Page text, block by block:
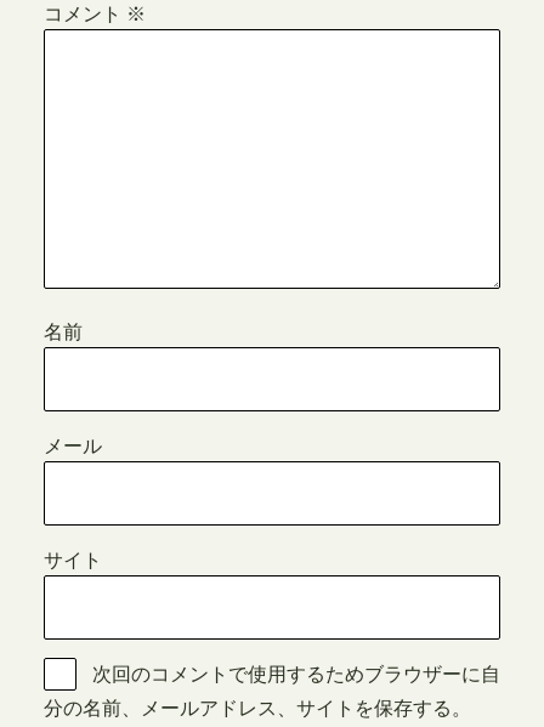
コメント ※
名前
メール
サイト
次回のコメントで使用するためブラウザーに自
分の名前、メールアドレス、サイトを保存する。